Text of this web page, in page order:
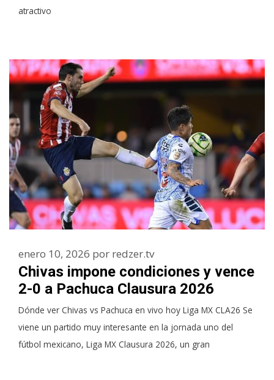
atractivo
Chivas impone condiciones y vence
2-0 a Pachuca Clausura 2026
enero 10, 2026 por redzer.tv
Dónde ver Chivas vs Pachuca en vivo hoy Liga MX CLA26 Se
viene un partido muy interesante en la jornada uno del
fútbol mexicano, Liga MX Clausura 2026, un gran